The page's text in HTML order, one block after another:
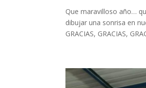
Que maravilloso año…
dibujar una sonrisa en
GRACIAS, GRACIAS,